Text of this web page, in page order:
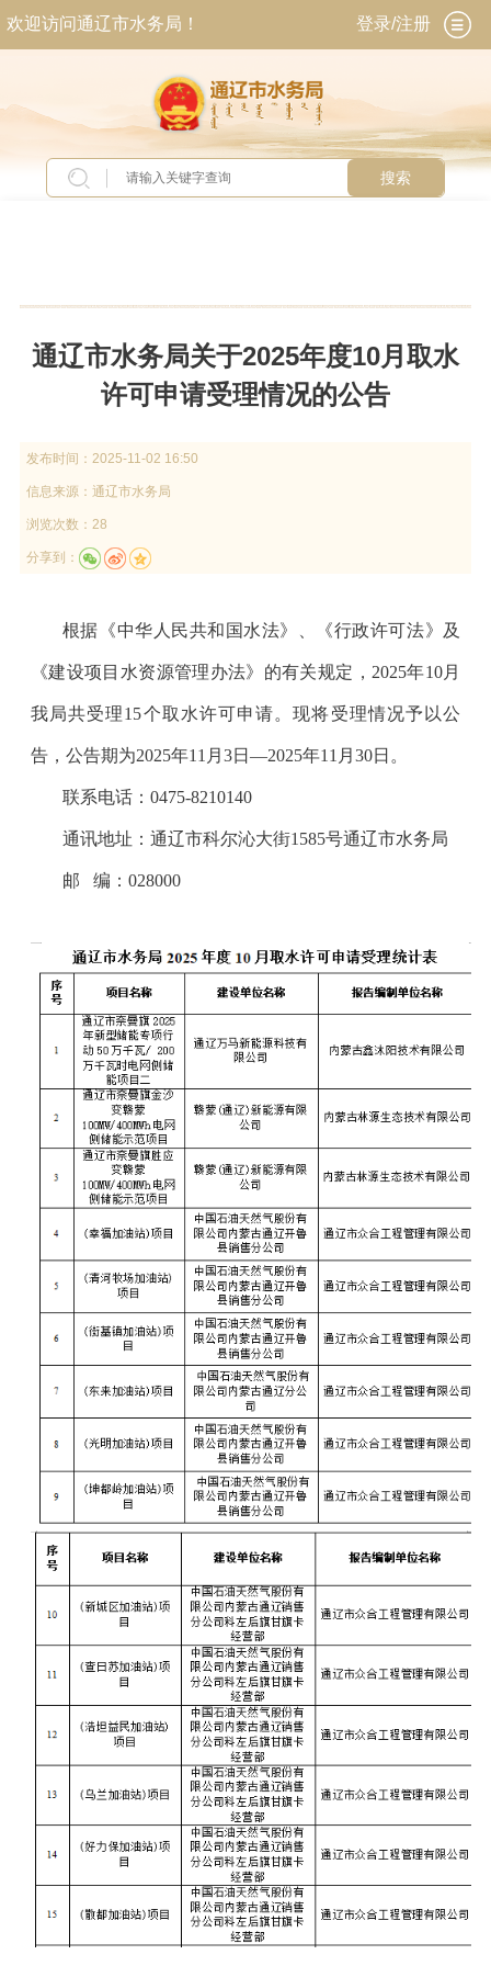
欢迎访问通辽市水务局！ 登录/注册
搜索
通辽市水务局关于2025年度10月取水
许可申请受理情况的公告
发布时间： 2025-11-02 16:50
信息来源： 通辽市水务局
浏览次数：28
分享到：
根据《中华人民共和国水法》、《行政许可法》及
《建设项目水资源管理办法》的有关规定， 2025年10月
我局共受理15个取水许可申请。现将受理情况予以公
告，公告期为2025年11 月 3日 —2025年11 月 30日 。
联系电话： 0475-8210140
通讯地址：通辽市科尔沁大街1585号通辽市水务局
邮 编： 028000